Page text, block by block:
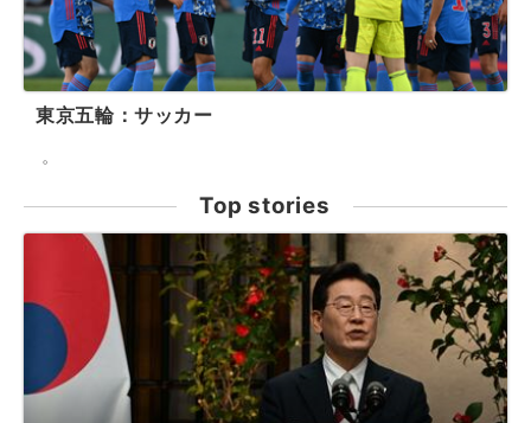
東京五輪：サッカー
。
Top stories